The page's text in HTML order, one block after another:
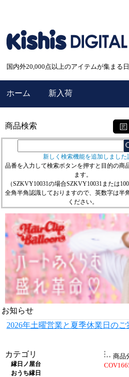
国内外20,000点以上のアイテムが集まる
ホーム 新入荷
商品検索
新しく検索機能を追加しました
品番を入力して検索ボタンを押すと目的の商
ます。
（SZKVY10031の場合SZKVY10031または
全角半角認識しておりますので、英数字は半
ください。
お知らせ
2026年土曜営業と夏季休業日のご
カテゴリ
縁日ノ屋台
おうち縁日
商品